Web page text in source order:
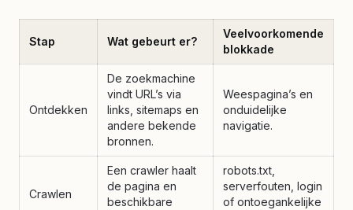
Stap Wat gebeurt er?
Veelvoorkomende
blokkade
Ontdekken
De zoekmachine
vindt URL’s via
links, sitemaps en
andere bekende
bronnen.
Weespagina’s en
onduidelijke
navigatie.
Crawlen
Een crawler haalt
de pagina en
beschikbare
robots.txt,
serverfouten, login
of ontoegankelijke